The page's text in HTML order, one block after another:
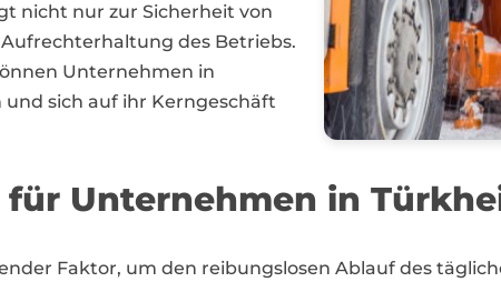
nicht nur zur Sicherheit von
des Betriebs.
Unternehmen in
sich auf ihr Kerngeschäft
Unternehmen in
Faktor, um den reibungslosen Ablauf des